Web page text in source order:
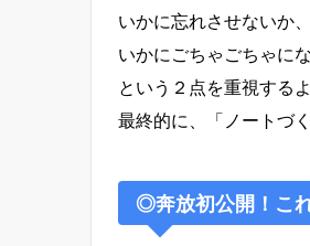
いかに忘れさせないか、
いかにごちゃごちゃに
という２点を重視する
最終的に、「ノートづ
◎奔放初公開！こ